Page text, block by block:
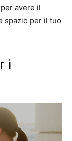
avere il
spazio per il tuo
i